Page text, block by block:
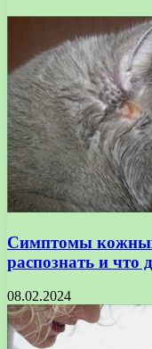
Симптомы
распознать и что
08.02.2024